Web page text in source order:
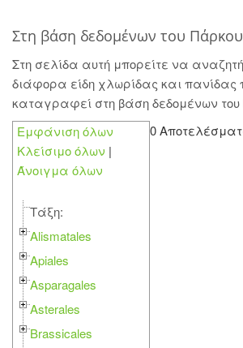
Στη βάση δεδομένων του Πάρκου
Στη σελίδα αυτή μπορείτε να
διάφορα είδη χλωρίδας και πανίδας
καταγραφεί στη βάση δεδομένων
Εμφάνιση όλων
Κλείσιμο όλων |
Άνοιγμα όλων
Τάξη:
Alismatales
Apiales
Asparagales
Asterales
Brassicales
0